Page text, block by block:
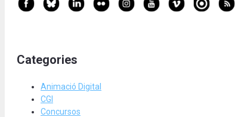
Categories
Animació Digital
CGI
Concursos